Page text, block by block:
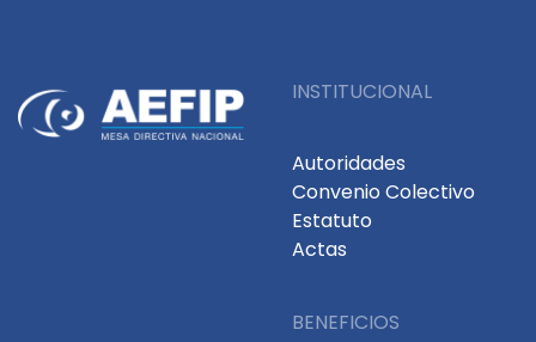
INSTITUCIONAL
Autoridades
Convenio Colectivo
Estatuto
Actas
BENEFICIOS